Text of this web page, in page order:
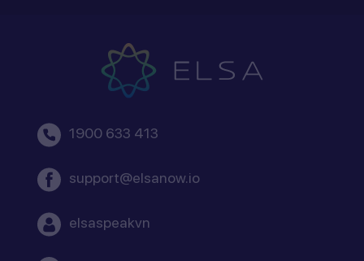
1900 633 413
support@elsanow.io
elsaspeakvn